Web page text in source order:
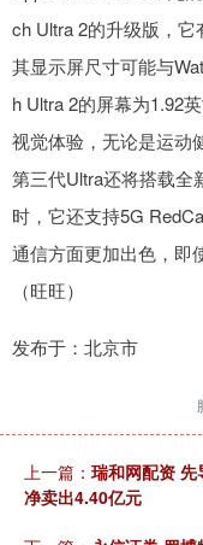
ch Ultra 2的升级版，
其显示屏尺寸可能与
h Ultra 2的屏幕为1.92
视觉体验，无论是运动
第三代Ultra还将搭载全
时，它还支持5G
通信方面更加出色，即
（旺旺）
发布于：北京市
上一篇： 瑞和网配资
净卖出4.40亿元